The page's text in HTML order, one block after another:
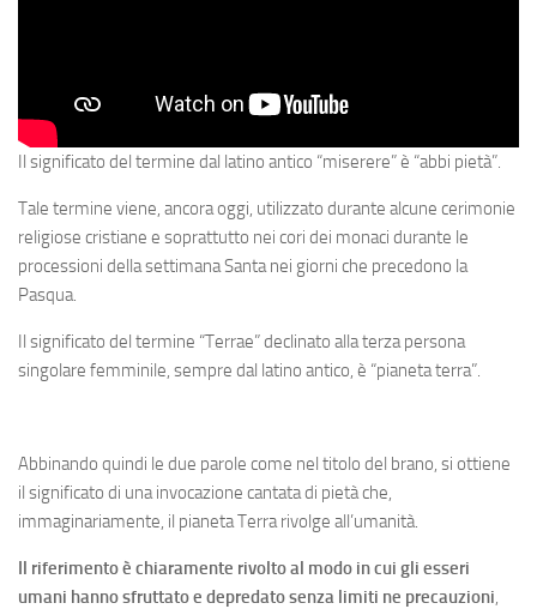
Il significato del termine dal latino antico “miserere” è “abbi pietà”.
Tale termine viene, ancora oggi, utilizzato durante alcune cerimonie
religiose cristiane e soprattutto nei cori dei monaci durante le
processioni della settimana Santa nei giorni che precedono la
Pasqua.
Il significato del termine “Terrae” declinato alla terza persona
singolare femminile, sempre dal latino antico, è “pianeta terra”.
Abbinando quindi le due parole come nel titolo del brano, si ottiene
il significato di una invocazione cantata di pietà che,
immaginariamente, il pianeta Terra rivolge all’umanità.
Il riferimento è chiaramente rivolto al modo in cui gli esseri
umani hanno sfruttato e depredato senza limiti ne precauzioni,